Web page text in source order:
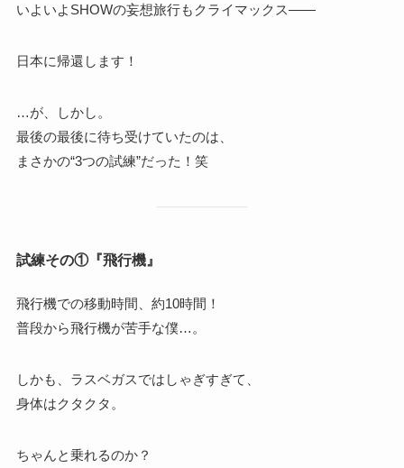
いよいよSHOWの妄想旅行もクライマックス――
日本に帰還します！
…が、しかし。
最後の最後に待ち受けていたのは、
まさかの“3つの試練”だった！笑
試練その①『飛行機』
飛行機での移動時間、約10時間！
普段から飛行機が苦手な僕…。
しかも、ラスベガスではしゃぎすぎて、
身体はクタクタ。
ちゃんと乗れるのか？